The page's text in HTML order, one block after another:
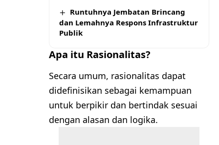
Runtuhnya Jembatan Brincang
dan Lemahnya Respons Infrastruktur
Publik
Apa itu Rasionalitas?
Secara umum, rasionalitas dapat
didefinisikan sebagai kemampuan
untuk berpikir dan bertindak sesuai
dengan alasan dan logika.